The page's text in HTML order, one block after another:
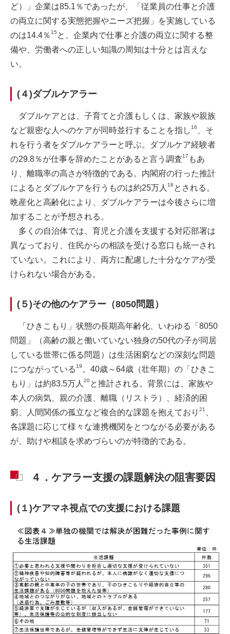
ど）」企業は85.1％であったが、「従業員の仕事と介護
の両立に関する実態把握やニーズ把握」を実施している
のは14.4％ 15 と、企業内で仕事と介護の両立に関する整
備や、労働者への正しい知識の周知は十分とは言えな
い。
(４)ダブルケアラー
ダブルケアとは、子育てと介護もしくは、家族や親族
など親密な人へのケアが同時並行することを指し 16 、そ
れを行う者をダブルケアラーと呼ぶ。ダブルケア経験者
の29.8％が仕事を辞めたことがあると言う調査17 もあ
り、離職率の高さが特徴的である。内閣府の行った推計
によるとダブルケアを行うものは約25万人 18 とされる。
晩産化と高齢化により、ダブルケアラーは今後さらに増
加することが予想される。
多くの自治体では、育児と介護を支援する対応部署は
異なっており、住民からの相談を受ける窓口も統一され
ていない。これにより、両方に配慮した十分なケアが受
けられない場合がある。
(５)その他のケアラー（8050問題）
「ひきこもり」状態の長期高年齢化、いわゆる「8050
問題」（高齢の親と働いていない独身の50代の子が同居
している世帯に係る問題）は生活困窮などの深刻な問題
につながっている 19。40歳～64歳（壮年期）の「ひきこ
もり」は約83.5万人20と推計される。背景には、家族や
本人の病気、親の介護、離職（リストラ）、経済的困
窮、人間関係の孤立など複合的な課題を抱えており 21 、
各課題に応じて様々な連携機関をとつながる必要がある
が、助けや相談を求めづらいのが特徴的である。
４．ケアラー支援の課題解決の阻害要因
(１)ケアマネ視点での支援における課題